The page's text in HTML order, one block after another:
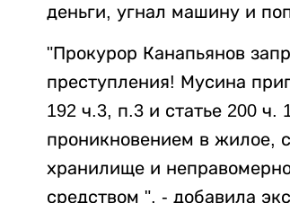
деньги, угнал машину и
"Прокурор Канапьянов
преступления! Мусина
192 ч.3, п.3 и статье 200
проникновением в жилое,
хранилище и
средством ", - добавила